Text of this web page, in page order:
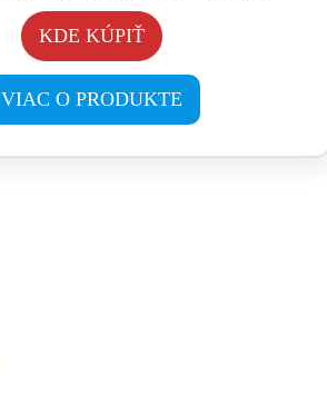
KDE KÚPIŤ
VIAC O PRODUKTE